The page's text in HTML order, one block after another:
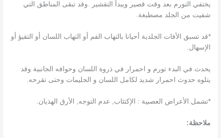
يختفي التورم بعد وقت قصير ويبدأ التقشير .وقد تبقى المناطق التي
شفيت من الجلد مصطبغة.
*قد تسبق الأفات الجلدية أحيانا بالتهاب الفم أو التهاب اللسان أو التقيؤ أو
الإسهال.
يحدث في البدء تورم و احمرار في ذروة اللسان وحوافه الجانبية وقد
يتلوه حدوث احمرار شديد لكامل اللسان و الحليمات وحتى تقرحه.
*تشمل الأعراض العصبية : الإكتئاب, عدم التوجه, الأرق الهذيان.
ملاحظة: